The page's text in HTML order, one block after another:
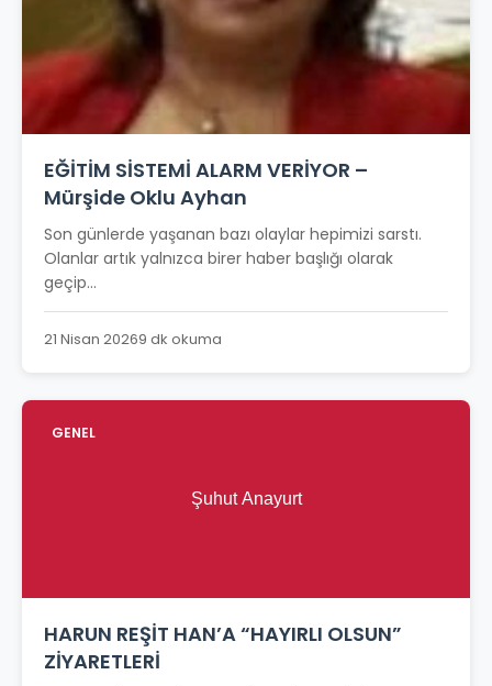
EĞİTİM SİSTEMİ ALARM VERİYOR –
Mürşide Oklu Ayhan
Son günlerde yaşanan bazı olaylar hepimizi sarstı.
Olanlar artık yalnızca birer haber başlığı olarak
geçip...
21 Nisan 20269 dk okuma
GENEL
HARUN REŞİT HAN’A “HAYIRLI OLSUN”
ZİYARETLERİ